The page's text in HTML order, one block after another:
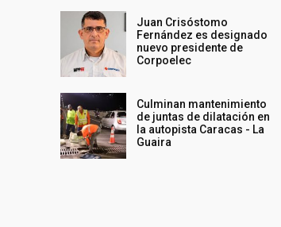
Juan Crisóstomo
Fernández es designado
nuevo presidente de
Corpoelec
Culminan mantenimiento
de juntas de dilatación en
la autopista Caracas - La
Guaira